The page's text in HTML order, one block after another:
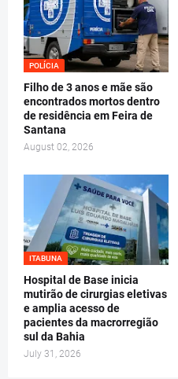
POLÍCIA
Filho de 3 anos e mãe são
encontrados mortos dentro
de residência em Feira de
Santana
August 02, 2026
ITABUNA
Hospital de Base inicia
mutirão de cirurgias eletivas
e amplia acesso de
pacientes da macrorregião
sul da Bahia
July 31, 2026